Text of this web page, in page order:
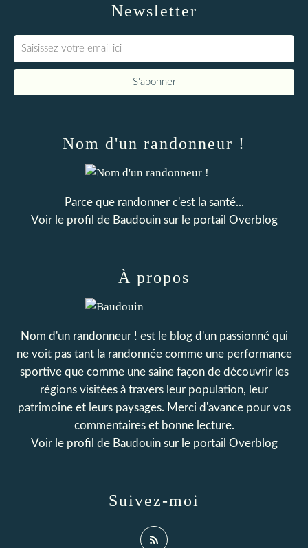
Newsletter
Nom d'un randonneur !
Parce que randonner c'est la santé...
Voir le profil de Baudouinsur le portail Overblog
Suivez-moi
À propos
Nom d'un randonneur ! est le blog d'un passionné qui
ne voit pas tant la randonnée comme une performance
sportive que comme une saine façon de découvrir les
régions visitées à travers leur population, leur
patrimoine et leurs paysages. Merci d'avance pour vos
commentaires et bonne lecture.
Voir le profil de Baudouinsur le portail Overblog